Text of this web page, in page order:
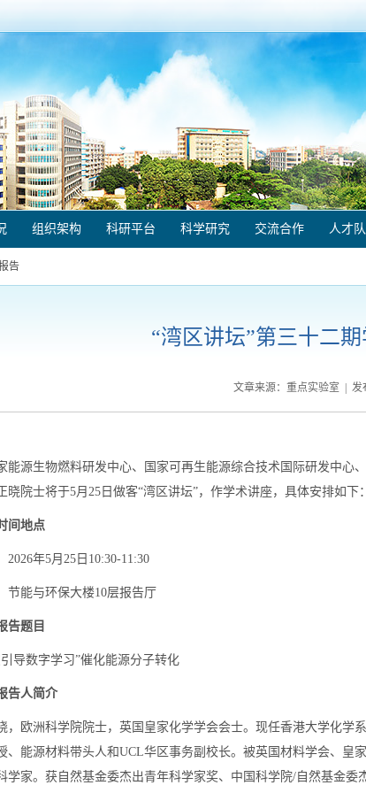
组织架构 科研平台 科学研究 交流合作 人才
告
“湾区讲坛”第三十二期
文章来源：重点实验室 | 发
能源生物燃料研发中心、国家可再生能源综合技术国际研发中心
晓院士将于5月25日做客“湾区讲坛”，作学术讲座，具体安排如下
间地点
2026年5月25日10:30-11:30
节能与环保大楼10层报告厅
告题目
导数字学习”催化能源分子转化
告人简介
，欧洲科学院院士，英国皇家化学学会会士。现任香港大学化
、能源材料带头人和UCL华区事务副校长。被英国材料学会、
学家。获自然基金委杰出青年科学家奖、中国科学院/自然基金委